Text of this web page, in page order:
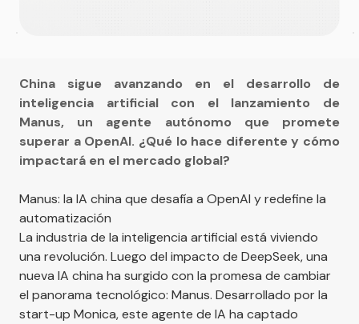
China sigue avanzando en el desarrollo de
inteligencia artificial con el lanzamiento de
Manus, un agente autónomo que promete
superar a OpenAI. ¿Qué lo hace diferente y cómo
impactará en el mercado global?
Manus: la IA china que desafía a OpenAI y redefine la
automatización
La industria de la inteligencia artificial está viviendo
una revolución. Luego del impacto de DeepSeek, una
nueva IA china ha surgido con la promesa de cambiar
el panorama tecnológico: Manus. Desarrollado por la
start-up Monica, este agente de IA ha captado